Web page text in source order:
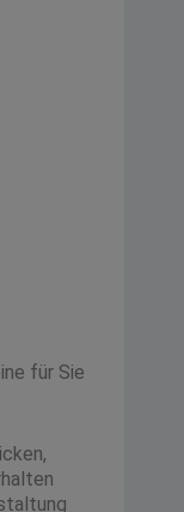
für Sie